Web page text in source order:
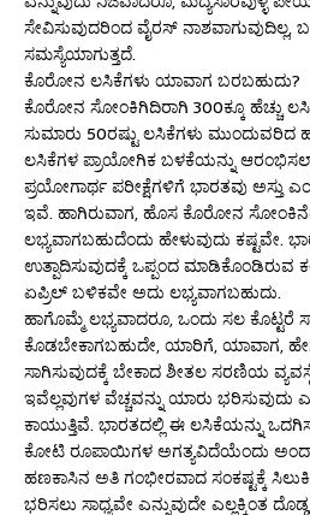
ಸೇವಿಸುವುದರಿಂದ ವೈರಸ್
ಸಮಸ್ಯೆಯಾಗುತ್ತದೆ.
ಕೊರೋನ ಲಸಿಕೆಗಳು ಯಾವಾಗ ಬರಬಹುದು?
ಕೊರೋನ ಸೋಂಕಿಗಿದಿರಾಗಿ 300ಕ್ಕೂ ಹೆಚ್ಚು
ಸುಮಾರು 50ರಷ್ಟು ಲಸಿಕೆಗಳು ಮುಂದುವರಿದ
ಲಸಿಕೆಗಳ ಪ್ರಾಯೋಗಿಕ ಬಳಕೆಯನ್ನು
ಪ್ರಯೋಗಾರ್ಥ ಪರೀಕ್ಷೆಗಳಿಗೆ ಭಾರತವು ಅಸ್ತು
ಇವೆ. ಹಾಗಿರುವಾಗ, ಹೊಸ ಕೊರೋನ
ಲಭ್ಯವಾಗಬಹುದೆಂದು ಹೇಳುವುದು ಕಷ್ಟವೇ.
ಉತ್ಪಾದಿಸುವುದಕ್ಕೆ ಒಪ್ಪಂದ
ಏಪ್ರಿಲ್ ಬಳಿಕವೇ ಅದು ಲಭ್ಯವಾಗಬಹುದು.
ಹಾಗೊಮ್ಮೆ ಲಭ್ಯವಾದರೂ, ಒಂದು ಸಲ ಕೊಟ್ಟರೆ
ಕೊಡಬೇಕಾಗಬಹುದೇ, ಯಾರಿಗೆ, ಯಾವಾಗ,
ಸಾಗಿಸುವುದಕ್ಕೆ ಬೇಕಾದ ಶೀತಲ ಸರಣಿಯ
ಇವೆಲ್ಲವುಗಳ ವೆಚ್ಚವನ್ನು ಯಾರು ಭರಿಸುವುದು
ಕಾಯುತ್ತಿವೆ. ಭಾರತದಲ್ಲಿ ಈ ಲಸಿಕೆಯನ್ನು
ಕೋಟಿ ರೂಪಾಯಿಗಳ ಅಗತ್ಯವಿದೆಯೆಂದು
ಹಣಕಾಸಿನ ಅತಿ ಗಂಭೀರವಾದ ಸಂಕಷ್ಟಕ್ಕೆ
ಭರಿಸಲು ಸಾಧ್ಯವೇ ಎನ್ನುವುದೇ ಎಲ್ಲಕ್ಕಿಂತ